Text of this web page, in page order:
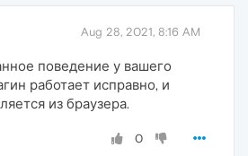
Aug 28, 2021, 8:16 AM
поведение у вашего
работает исправно, и
из браузера.
0